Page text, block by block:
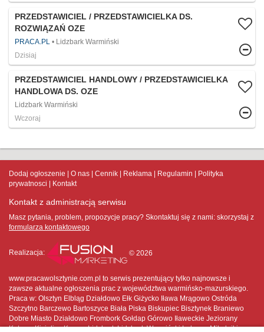
PRZEDSTAWICIEL / PRZEDSTAWICIELKA DS.
ROZWIĄZAŃ OZE
PRACA.PL
Lidzbark Warmiński
Dzisiaj
PRZEDSTAWICIEL HANDLOWY / PRZEDSTAWICIELKA
HANDLOWA DS. OZE
Lidzbark Warmiński
Wczoraj
Dodaj ogłoszenie O nas Cennik Reklama Regulamin
Polityka
prywatnosci
Kontakt
Kontakt z administracją serwisu
Masz pytania, problem, propozycje pracy? Skontaktuj się z nami: skorzystaj z
formularza kontaktowego
Realizacja: © 2026
www.pracawolsztynie.com.pl to serwis prezentujący tylko najnowsze i
zawsze aktualne ogłoszenia prac z województwa warmińsko-mazurskiego.
Praca w: Olsztyn Elbląg Działdowo Ełk Giżycko Iława Mrągowo Ostróda
Szczytno Barczewo Bartoszyce Biała Piska Biskupiec Bisztynek Braniewo
Dobre Miasto Działdowo Frombork Gołdap Górowo Iławeckie Jeziorany
Kętrzyn Kisielice Korsze Lidzbark Lidzbark Warmiński Lubawa Mikołajki